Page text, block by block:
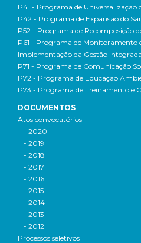
P41 - Programa de Universalização
P42 - Programa de Expansão do
P52 - Programa de Recomposição
P61 - Programa de Monitoramento
Implementação da Gestão
P71 - Programa de Comunicação
P72 - Programa de Educação
P73 - Programa de Treinamento e
DOCUMENTOS
Atos convocatórios
- 2020
- 2019
- 2018
- 2017
- 2016
- 2015
- 2014
- 2013
- 2012
Processos seletivos